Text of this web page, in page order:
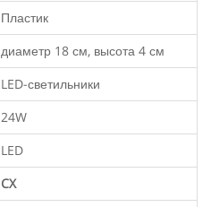
Пластик
диаметр 18 см, высота 4 см
LED-светильники
24W
LED
CX